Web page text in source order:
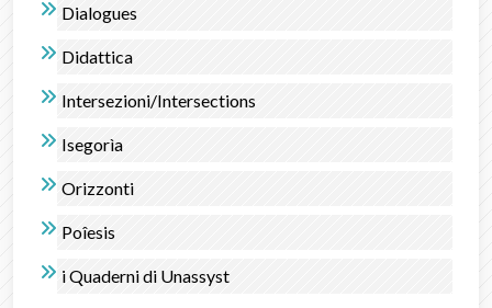
Dialogues
Didattica
Intersezioni/Intersections
Isegorìa
Orizzonti
Poîesis
i Quaderni di Unassyst